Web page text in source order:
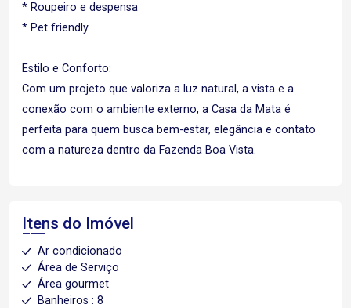
* Roupeiro e despensa
* Pet friendly
Estilo e Conforto:
Com um projeto que valoriza a luz natural, a vista e a
conexão com o ambiente externo, a Casa da Mata é
perfeita para quem busca bem-estar, elegância e contato
com a natureza dentro da Fazenda Boa Vista.
Itens do Imóvel
Ar condicionado
Área de Serviço
Área gourmet
Banheiros : 8